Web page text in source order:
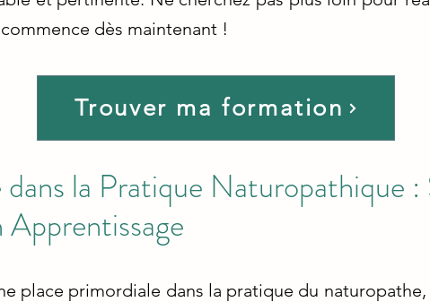
dès maintenant !
Trouver ma formation
la Pratique Naturopathique :
place primordiale dans la pratique du